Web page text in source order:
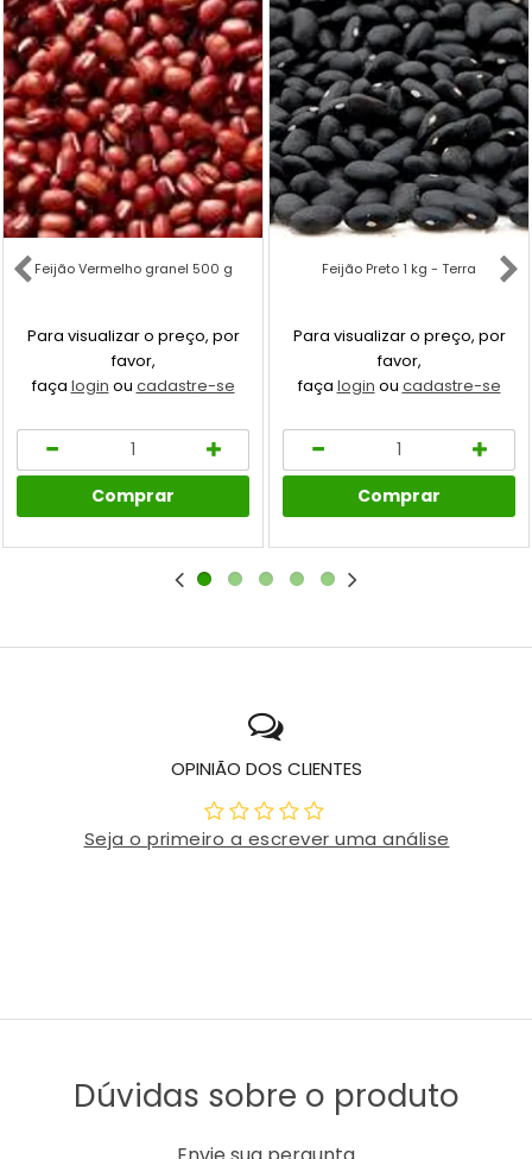
Feijão Vermelho granel 500 g
Para visualizar o preço, por
favor,
faça login ou cadastre-se
Comprar
Feijão Preto 1 kg - Terra
Para visualizar o preço, por
favor,
faça login ou cadastre-se
Comprar
OPINIÃO DOS CLIENTES
Seja o primeiro a escrever uma análise
Dúvidas sobre o produto